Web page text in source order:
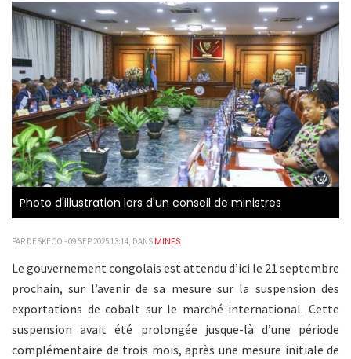
Photo d'illustration lors d'un conseil de ministres
PAR DESKECO - 09 SEP 2025 13:14, DANS MINES
Le gouvernement congolais est attendu d’ici le 21 septembre
prochain, sur l’avenir de sa mesure sur la suspension des
exportations de cobalt sur le marché international. Cette
suspension avait été prolongée jusque-là d’une période
complémentaire de trois mois, après une mesure initiale de